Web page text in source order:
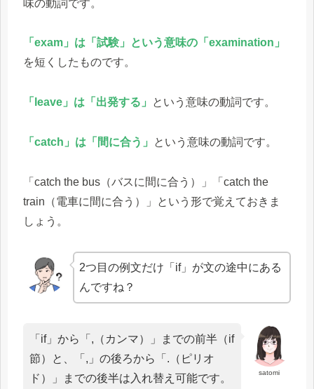
味の動詞です。
「exam」は「試験」という意味の「examination」
を短くしたものです。
「leave」は「出発する」 という意味の動詞です。
「catch」は「間に合う」 という意味の動詞です。
「catch the bus（バスに間に合う）」「catch the
train（電車に間に合う）」という形で覚えておきま
しょう。
2つ目の例文だけ「if」が文の途中にある
んですね？
satomi
「if」から「,（カンマ）」までの前半（if
節）と、「,」の後ろから「.（ピリオ
ド）」までの後半は入れ替え可能です。